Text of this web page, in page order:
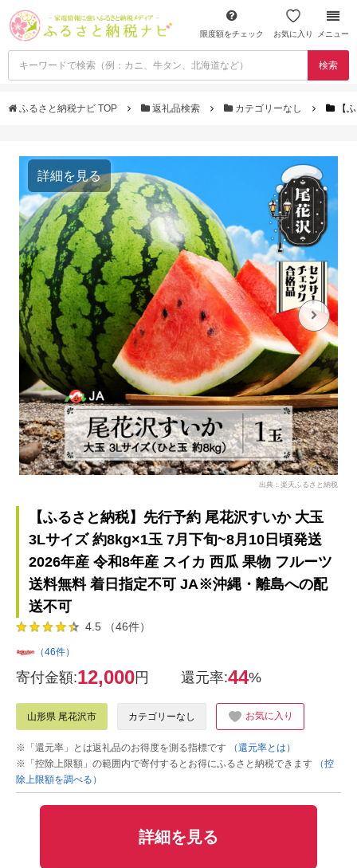
限度額をチェック お気に入り メニュー
検索
ふるさと納税ナビ TOP 返礼品検索 カテゴリーなし 【
詳細を見る
出典：楽天ふるさと納税
【ふるさと納税】先行予約 尾花沢すいか 大玉
3Lサイズ 約8kg×1玉 7月下旬~8月10日頃発送
2026年産 令和8年産 スイカ 西瓜 果物 フルーツ
送料無料 着日指定不可 JA※沖縄・離島への配
送不可
4.5 （46件）
（46件）
寄付金額:12,000円 還元率:44%
山形県 尾花沢市 カテゴリーなし お気に入り
※「還元率」とは返礼品のお得度を測る指標です
（還元率とは）
※「控除上限額」の範囲内で寄付するとお得にふるさと納税できます
（控
除上限額を調べる）
詳細を見る